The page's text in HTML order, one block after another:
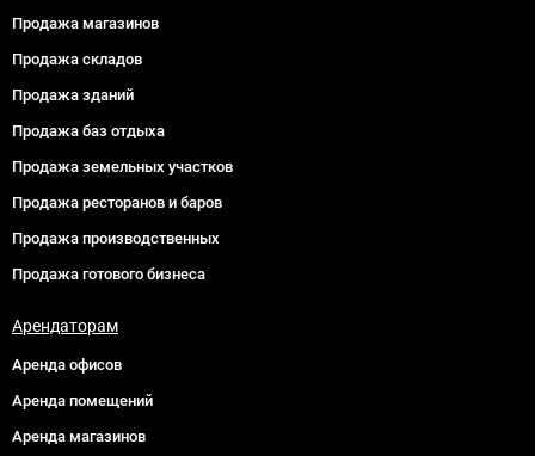
Продажа магазинов
Продажа складов
Продажа зданий
Продажа баз отдыха
Продажа земельных участков
Продажа ресторанов и баров
Продажа производственных
Продажа готового бизнеса
Арендаторам
Аренда офисов
Аренда помещений
Аренда магазинов